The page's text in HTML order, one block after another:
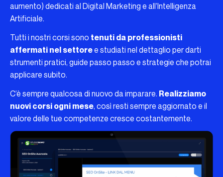
aumento) dedicati al Digital Marketing e all’Intelligenza
Artificiale.
Tutti i nostri corsi sono tenuti da professionisti
affermati nel settoree studiati nel dettaglio per darti
strumenti pratici, guide passo passo e strategie che potrai
applicare subito.
C’è sempre qualcosa di nuovo da imparare. Realizziamo
nuovi corsi ogni mese, così resti sempre aggiornato e il
valore delle tue competenze cresce costantemente.